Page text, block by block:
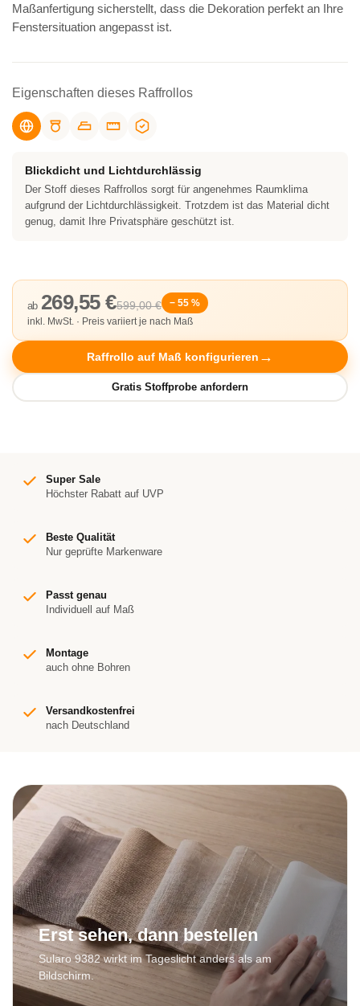
Maßanfertigung sicherstellt, dass die Dekoration perfekt an Ihre
Fenstersituation angepasst ist.
Eigenschaften dieses Raffrollos
Blickdicht und Lichtdurchlässig
Der Stoff dieses Raffrollos sorgt für angenehmes Raumklima
aufgrund der Lichtdurchlässigkeit. Trotzdem ist das Material dicht
genug, damit Ihre Privatsphäre geschützt ist.
599,00 €
ab 269,55 €
− 55 %
inkl. MwSt. · Preis variiert je nach Maß
Raffrollo auf Maß konfigurieren
Super Sale
Höchster Rabatt auf UVP
Beste Qualität
Nur geprüfte Markenware
Passt genau
Individuell auf Maß
Montage
auch ohne Bohren
Versandkostenfrei
nach Deutschland
Erst sehen, dann bestellen
Sularo 9382 wirkt im Tageslicht anders als am
Bildschirm.